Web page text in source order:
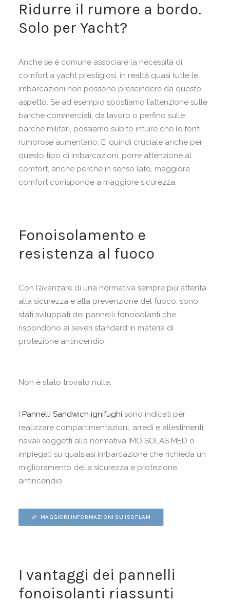
Ridurre il rumore a bordo.
Solo per Yacht?
Anche se è comune associare la necessità di
comfort a yacht prestigiosi, in realtà quasi tutte le
imbarcazioni non possono prescindere da questo
aspetto. Se ad esempio spostiamo l’attenzione sulle
barche commerciali, da lavoro o perfino sulle
barche militari, possiamo subito intuire che le fonti
rumorose aumentano. E’ quindi cruciale anche per
questo tipo di imbarcazioni, porre attenzione al
comfort, anche perché in senso lato, maggiore
comfort corrisponde a maggiore sicurezza.
Fonoisolamento e
resistenza al fuoco
Con l’avanzare di una normativa sempre più attenta
alla sicurezza e alla prevenzione del fuoco, sono
stati sviluppati dei pannelli fonoisolanti che
rispondono ai severi standard in materia di
protezione antincendio.
Non è stato trovato nulla.
I Pannelli Sandwich ignifughi sono indicati per
realizzare compartimentazioni, arredi e allestimenti
navali soggetti alla normativa IMO SOLAS MED o
impiegati su qualsiasi imbarcazione che richieda un
miglioramento della sicurezza e protezione
antincendio.
MAGGIORI INFORMAZIONI SU ISOFLAM
I vantaggi dei pannelli
fonoisolanti riassunti